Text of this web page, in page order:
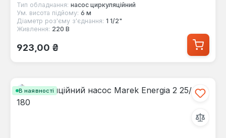
Тип обладнання: насос циркуляційний
Ум. висота підйому: 6 м
Діаметр роз'єму з'єднання: 1 1/2"
Живлення: 220 В
Звичайна ціна:
923,00 ₴
В наявності